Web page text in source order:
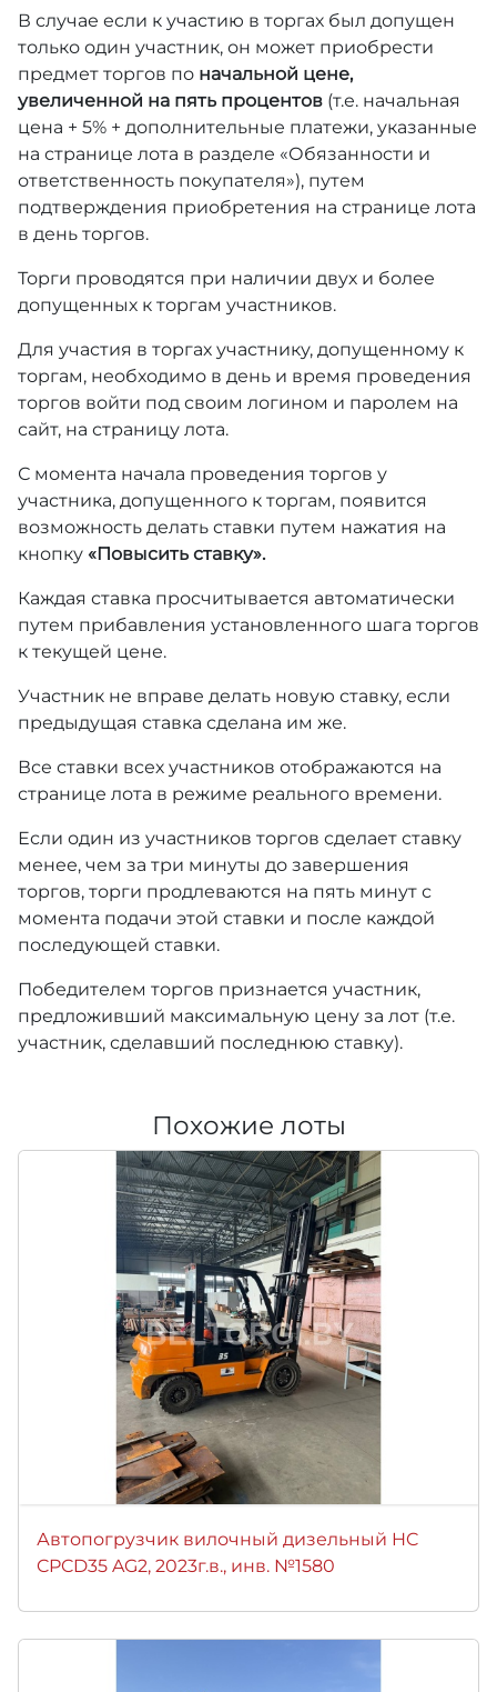
В случае если к участию в торгах был допущен
только один участник, он может приобрести
предмет торгов по начальной цене,
увеличенной на пять процентов (т.е. начальная
цена + 5% + дополнительные платежи, указанные
на странице лота в разделе «Обязанности и
ответственность покупателя»), путем
подтверждения приобретения на странице лота
в день торгов.
Торги проводятся при наличии двух и более
допущенных к торгам участников.
Для участия в торгах участнику, допущенному к
торгам, необходимо в день и время проведения
торгов войти под своим логином и паролем на
сайт, на страницу лота.
С момента начала проведения торгов у
участника, допущенного к торгам, появится
возможность делать ставки путем нажатия на
кнопку «Повысить ставку».
Каждая ставка просчитывается автоматически
путем прибавления установленного шага торгов
к текущей цене.
Участник не вправе делать новую ставку, если
предыдущая ставка сделана им же.
Все ставки всех участников отображаются на
странице лота в режиме реального времени.
Если один из участников торгов сделает ставку
менее, чем за три минуты до завершения
торгов, торги продлеваются на пять минут с
момента подачи этой ставки и после каждой
последующей ставки.
Победителем торгов признается участник,
предложивший максимальную цену за лот (т.е.
участник, сделавший последнюю ставку).
Похожие лоты
Автопогрузчик вилочный дизельный HC
CPCD35 AG2, 2023г.в., инв. №1580